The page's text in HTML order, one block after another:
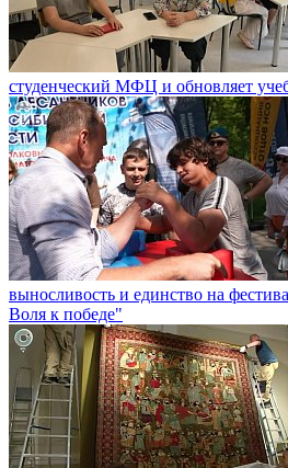
студенческий МФЦ и обновляет
выносливость и единство на
Воля к победе"